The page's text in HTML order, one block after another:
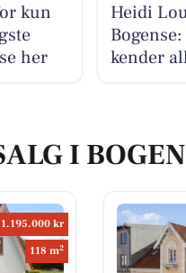
kun
her
Heidi
kender
I
1.195.000 kr
118 m2